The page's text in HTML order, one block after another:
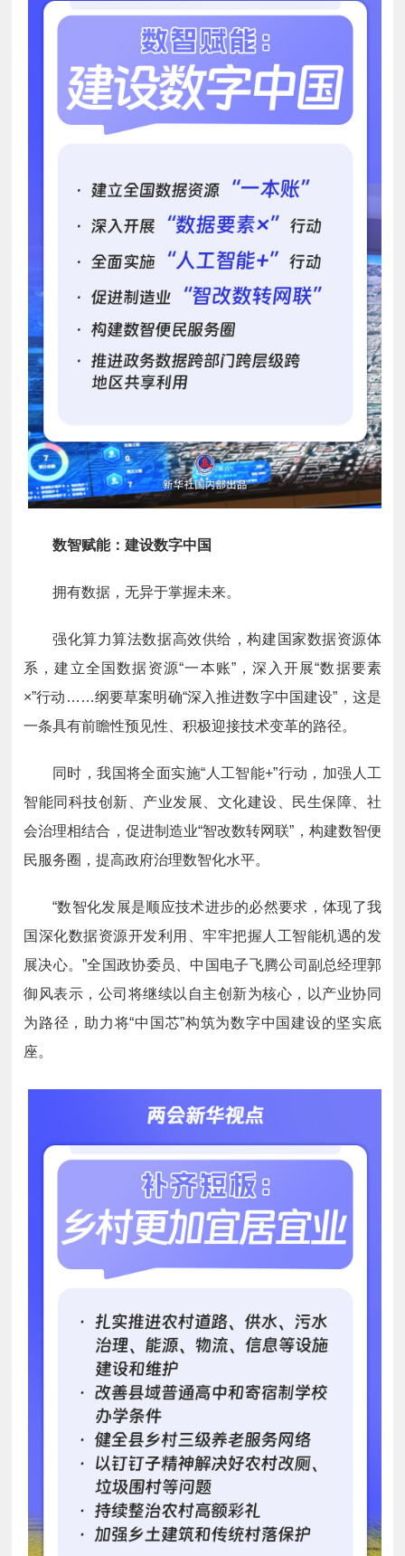
数智赋能：建设数字中国
拥有数据，无异于掌握未来。
强化算力算法数据高效供给，构建国家数据资源体
系，建立全国数据资源“一本账”，深入开展“数据要素
×”行动……纲要草案明确“深入推进数字中国建设”，这是
一条具有前瞻性预见性、积极迎接技术变革的路径。
同时，我国将全面实施“人工智能+”行动，加强人工
智能同科技创新、产业发展、文化建设、民生保障、社
会治理相结合，促进制造业“智改数转网联”，构建数智便
民服务圈，提高政府治理数智化水平。
“数智化发展是顺应技术进步的必然要求，体现了我
国深化数据资源开发利用、牢牢把握人工智能机遇的发
展决心。”全国政协委员、中国电子飞腾公司副总经理郭
御风表示，公司将继续以自主创新为核心，以产业协同
为路径，助力将“中国芯”构筑为数字中国建设的坚实底
座。